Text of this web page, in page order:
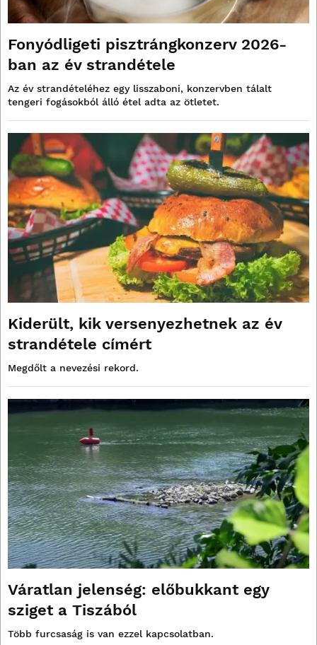
Fonyódligeti pisztrángkonzerv 2026-
ban az év strandétele
Az év strandételéhez egy lisszaboni, konzervben tálalt
tengeri fogásokból álló étel adta az ötletet.
Kiderült, kik versenyezhetnek az év
strandétele címért
Megdőlt a nevezési rekord.
Váratlan jelenség: előbukkant egy
sziget a Tiszából
Több furcsaság is van ezzel kapcsolatban.